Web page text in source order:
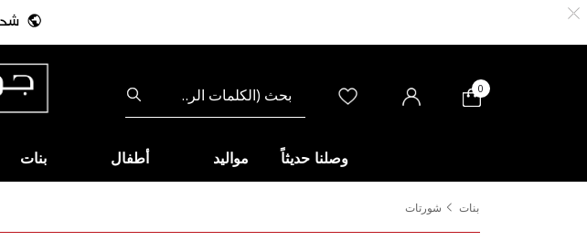
0
وصلنا حديثاً مواليد أطفال بنات
بنات
شورتات